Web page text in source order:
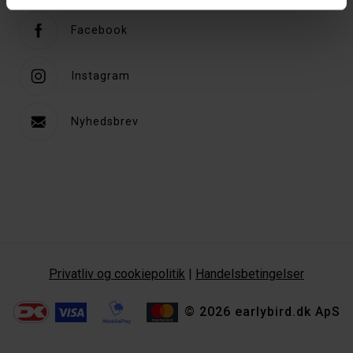
Facebook
Instagram
Nyhedsbrev
Privatliv og cookiepolitik | Handelsbetingelser
© 2026 earlybird.dk ApS